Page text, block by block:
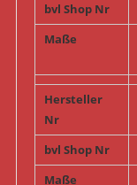
bvl Shop Nr
Maße
Hersteller
Nr
bvl Shop Nr
Maße